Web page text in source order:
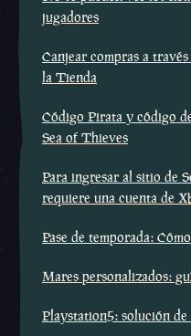
jugadores
Canjear compras a
la Tienda
Código Pirata y código
Sea of Thieves
Para ingresar al sitio de
requiere una cuenta de
Pase de temporada:
Mares personalizados:
Playstation5: solución de